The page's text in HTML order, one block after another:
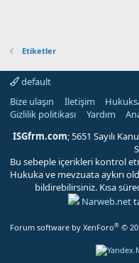
Etiketler
default
Bize ulaşın
İletişim
Gizlilik politikası
Yardım
ISGfrm.com; 5651 Sayılı
Bu sebeple içerikleri kontrol
Hukuka ve mevzuata aykırı
bildirebilirsiniz. Kısa
Narweb.net
Forum software by XenForo® ©